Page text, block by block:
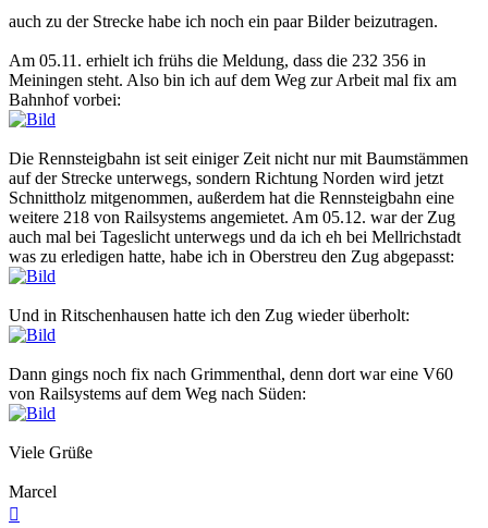
auch zu der Strecke habe ich noch ein paar Bilder beizutragen.
Am 05.11. erhielt ich frühs die Meldung, dass die 232 356 in
Meiningen steht. Also bin ich auf dem Weg zur Arbeit mal fix am
Bahnhof vorbei:
Die Rennsteigbahn ist seit einiger Zeit nicht nur mit Baumstämmen
auf der Strecke unterwegs, sondern Richtung Norden wird jetzt
Schnittholz mitgenommen, außerdem hat die Rennsteigbahn eine
weitere 218 von Railsystems angemietet. Am 05.12. war der Zug
auch mal bei Tageslicht unterwegs und da ich eh bei Mellrichstadt
was zu erledigen hatte, habe ich in Oberstreu den Zug abgepasst:
Und in Ritschenhausen hatte ich den Zug wieder überholt:
Dann gings noch fix nach Grimmenthal, denn dort war eine V60
von Railsystems auf dem Weg nach Süden:
Viele Grüße
Marcel